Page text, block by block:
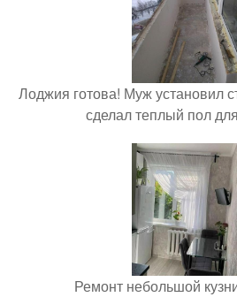
Лоджия готова! Муж установил
сделал теплый пол
Ремонт небольшой